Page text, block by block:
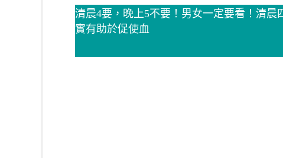
清晨4要，晚上5不要！男女一定要看！清
實有助於促使血